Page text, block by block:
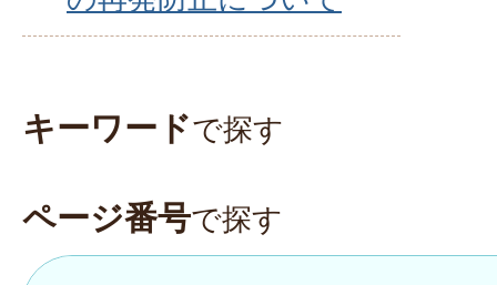
キーワードで探す
ページ番号で探す